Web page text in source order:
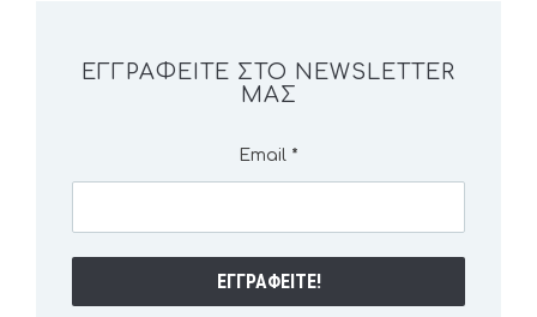
ΕΓΓΡΑΦΕΊΤΕ ΣΤΟ NEWSLETTER
ΜΑΣ
Email *